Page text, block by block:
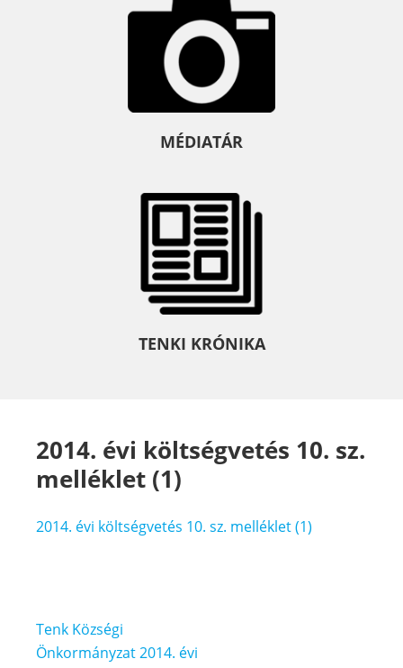
MÉDIATÁR
TENKI KRÓNIKA
2014. évi költségvetés 10. sz.
melléklet (1)
2014. évi költségvetés 10. sz. melléklet (1)
Bejegyzés
navigáció
Tenk Községi
Önkormányzat 2014. évi